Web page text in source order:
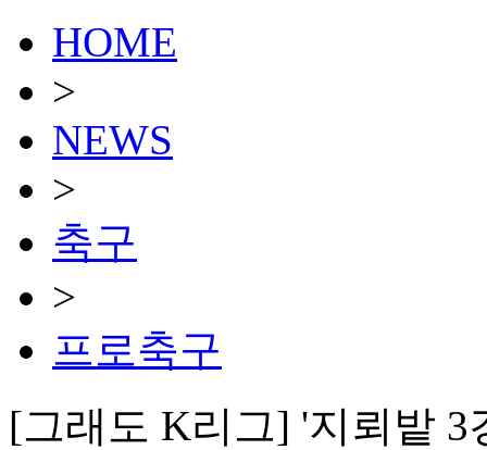
HOME
>
NEWS
>
축구
>
프로축구
[그래도 K리그] '지뢰밭 3